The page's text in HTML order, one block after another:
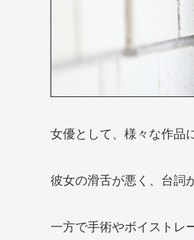
女優として、様々な作品
彼女の滑舌が悪く、台詞
一方で手術やボイストレ